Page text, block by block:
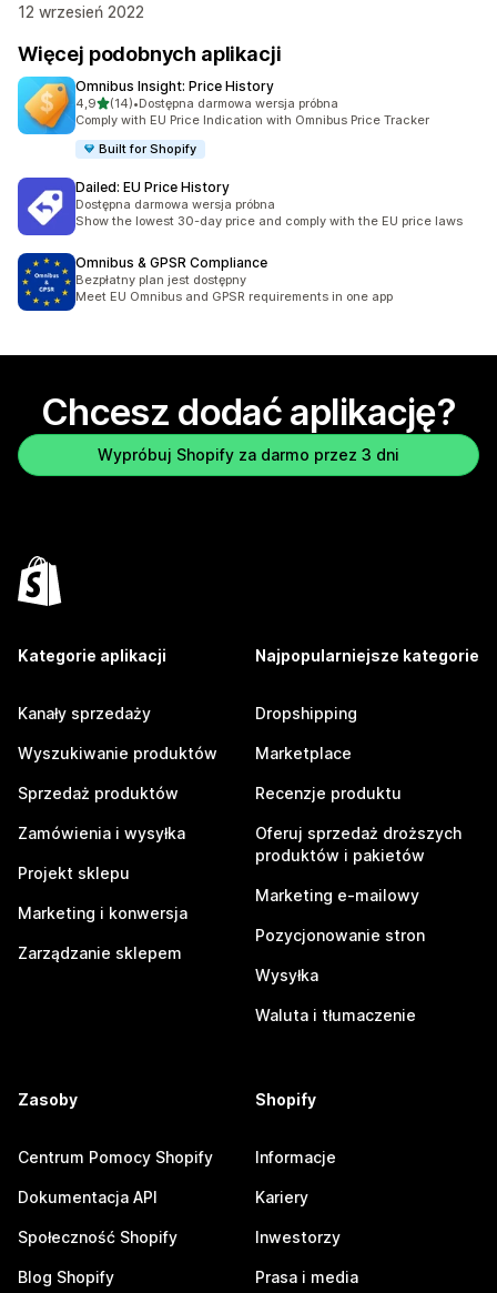
12 wrzesień 2022
Więcej podobnych aplikacji
Omnibus Insight: Price History
4,9na 5 gwiazdek
(14)
Łączna liczba recenzji: 14
•Dostępna darmowa wersja próbna
Comply with EU Price Indication with Omnibus Price Tracker
Built for Shopify
Dailed: EU Price History
Dostępna darmowa wersja próbna
Show the lowest 30-day price and comply with the EU price laws
Omnibus & GPSR Compliance
Bezpłatny plan jest dostępny
Meet EU Omnibus and GPSR requirements in one app
Chcesz dodać aplikację?
Wypróbuj Shopify za darmo przez 3 dni
Kategorie aplikacji
Kanały sprzedaży
Wyszukiwanie produktów
Sprzedaż produktów
Zamówienia i wysyłka
Projekt sklepu
Marketing i konwersja
Zarządzanie sklepem
Najpopularniejsze kategorie
Dropshipping
Marketplace
Recenzje produktu
Oferuj sprzedaż droższych
produktów i pakietów
Marketing e-mailowy
Pozycjonowanie stron
Wysyłka
Waluta i tłumaczenie
Zasoby
Centrum Pomocy Shopify
Dokumentacja API
Społeczność Shopify
Blog Shopify
Shopify
Informacje
Kariery
Inwestorzy
Prasa i media